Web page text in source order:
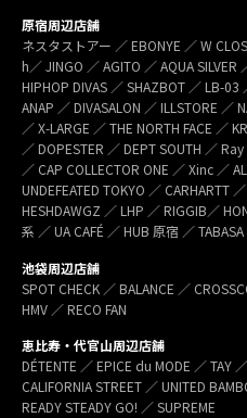
原宿周辺店舗
ネスタストアー ／ EBONYE ／ W
h／ JINGO ／ AGITO ／ AQUA
HIPHOP DIVAS ／ SHAZBOT ／ LB-03
ANAP ／ DIVASALON ／ ILLSTORE ／
／ X-LARGE ／ THE NORTH FACE ／
／ DOPESTER ／ DEPT SOUTH ／
／ CAP COLLECTOR ONE ／ Xinc ／
UNDEFEATED TOKYO ／ CARHARTT
HESHDAWGZ ／ LHP ／ RIGGIB／
系 ／ UA CAFÉ ／ HUB 原宿 ／ TABASA
池袋周辺店舗
SPOT CHECK ／ BALANCE ／
HMV ／ RECO FAN
恵比寿・代官山周辺店舗
DÉTENTE ／ EPICE du MODE ／ TAY
CALIFORNIA STREET ／ UNITED
READY STEADY GO! ／ SUPREME